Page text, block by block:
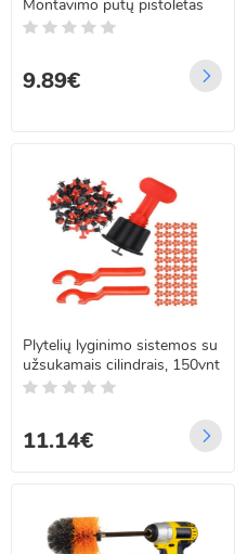
Montavimo putų pistoletas
9.89€
Plytelių lyginimo sistemos su
užsukamais cilindrais, 150vnt
11.14€